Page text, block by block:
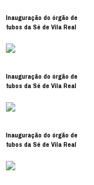
Inauguração do órgão de
tubos da Sé de Vila Real
Inauguração do órgão de
tubos da Sé de Vila Real
Inauguração do órgão de
tubos da Sé de Vila Real